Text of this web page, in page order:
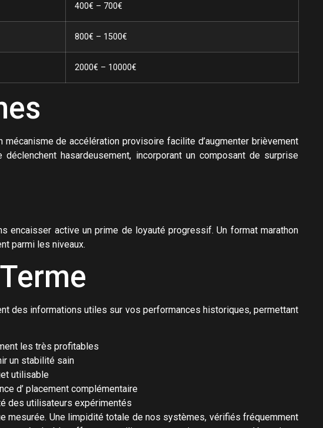
400€ – 700€
800€ – 1500€
2000€ – 10000€
de accélération provisoire facilite d’augmenter brièvement
hasardeusement, incorporant un composant de surprise
active un prime de loyauté progressif. Un format marathon
parmi les niveaux.
des informations utiles sur vos performances historiques, permettant
les très profitables
un stabilité sain
utilisable
d’ placement complémentaire
des utilisateurs expérimentés
mesurée. Une limpidité totale de nos systèmes, vérifiés fréquemment